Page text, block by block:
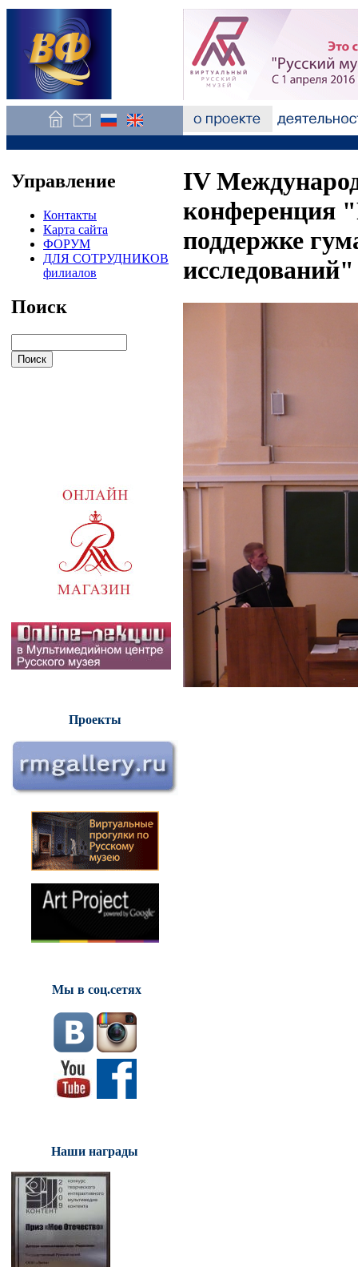
Управление
Контакты
Карта сайта
ФОРУМ
ДЛЯ СОТРУДНИКОВ
филиалов
Поиск
Проекты
Мы в соц.сетях
Наши награды
IV
конференция
поддержке
исследований"